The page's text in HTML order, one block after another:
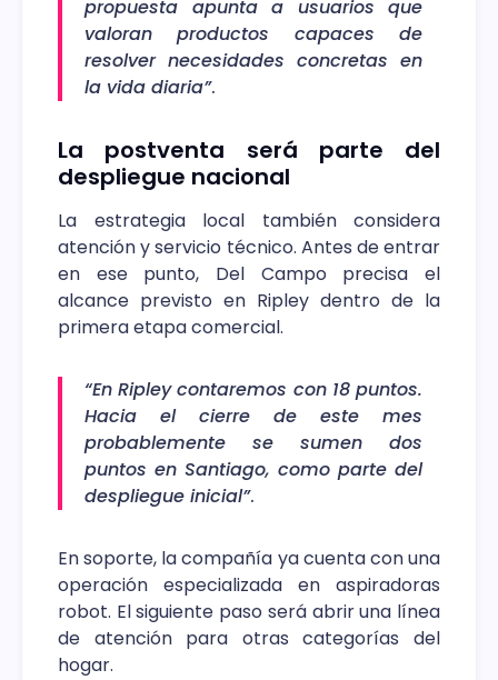
propuesta apunta a usuarios que
valoran productos capaces de
resolver necesidades concretas en
la vida diaria”.
La postventa será parte del
despliegue nacional
La estrategia local también considera
atención y servicio técnico. Antes de entrar
en ese punto, Del Campo precisa el
alcance previsto en Ripley dentro de la
primera etapa comercial.
“En Ripley contaremos con 18 puntos.
Hacia el cierre de este mes
probablemente se sumen dos
puntos en Santiago, como parte del
despliegue inicial”.
En soporte, la compañía ya cuenta con una
operación especializada en aspiradoras
robot. El siguiente paso será abrir una línea
de atención para otras categorías del
hogar.